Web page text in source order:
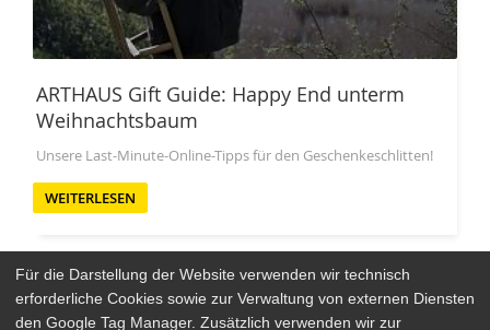
ARTHAUS Gift Guide: Happy End unterm
Weihnachtsbaum
Unsere Last-Minute-Online-Tipps für den Geschenkeschlitten!
WEITERLESEN
Für die Darstellung der Website verwenden wir technisch
erforderliche Cookies sowie zur Verwaltung von externen Diensten
den Google Tag Manager. Zusätzlich verwenden wir zur